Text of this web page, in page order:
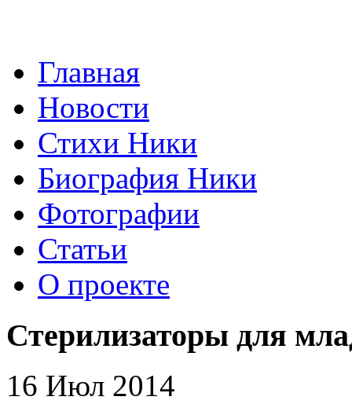
Главная
Новости
Стихи Ники
Биография Ники
Фотографии
Статьи
О проекте
Стерилизаторы для
16 Июл 2014